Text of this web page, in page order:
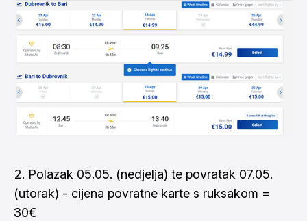
Polazak 05.05. (nedjelja) te povratak 07.05.
(utorak) - cijena povratne karte s ruksakom =
30€